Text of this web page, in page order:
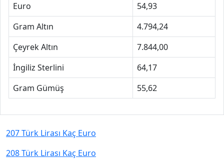
Euro
54,93
Gram Altın
4.794,24
Çeyrek Altın
7.844,00
İngiliz Sterlini
64,17
Gram Gümüş
55,62
207 Türk Lirası Kaç Euro
208 Türk Lirası Kaç Euro